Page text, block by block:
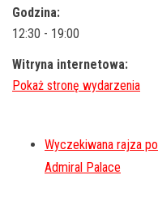
Godzina:
12:30 - 19:00
Witryna internetowa:
Wyczekiwana rajza po
Admiral Palace